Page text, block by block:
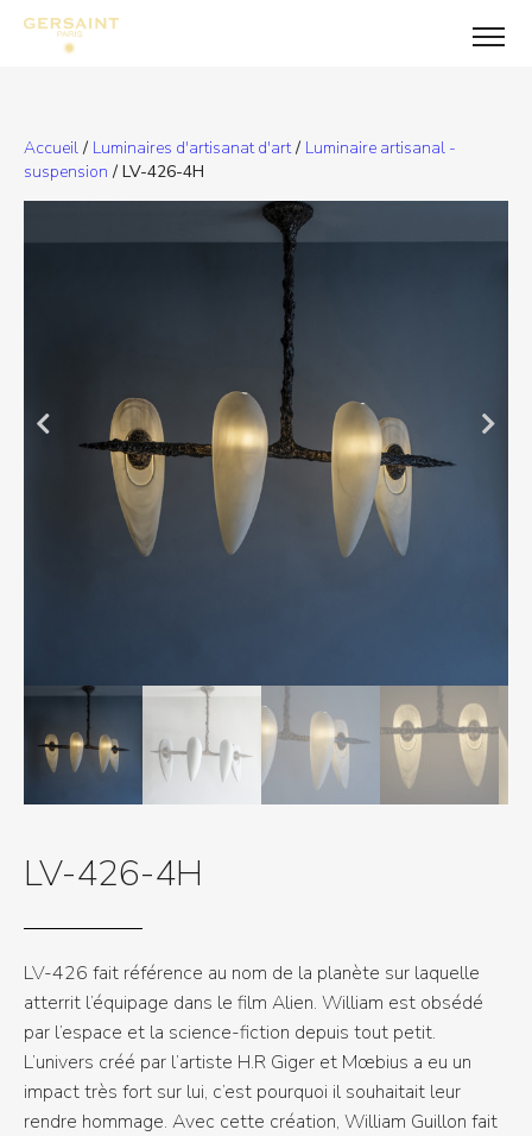
Accueil/ Luminaires d'artisanat d'art/ Luminaire artisanal -
suspension / LV-426-4H
LV-426-4H
LV-426 fait référence au nom de la planète sur laquelle
atterrit l’équipage dans le film Alien. William est obsédé
par l’espace et la science-fiction depuis tout petit.
L’univers créé par l’artiste H.R Giger et Mœbius a eu un
impact très fort sur lui, c’est pourquoi il souhaitait leur
rendre hommage. Avec cette création, William Guillon fait